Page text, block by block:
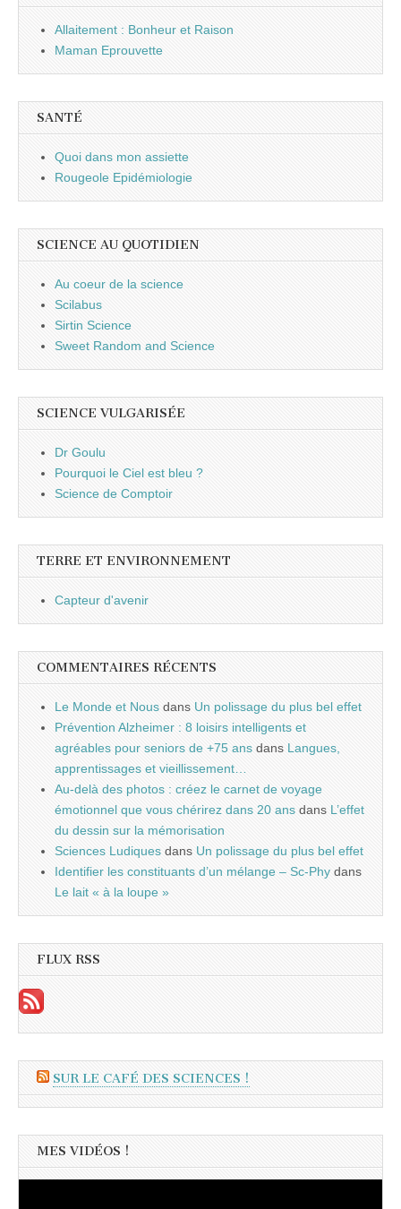
Allaitement : Bonheur et Raison
Maman Eprouvette
SANTÉ
Quoi dans mon assiette
Rougeole Epidémiologie
SCIENCE AU QUOTIDIEN
Au coeur de la science
Scilabus
Sirtin Science
Sweet Random and Science
SCIENCE VULGARISÉE
Dr Goulu
Pourquoi le Ciel est bleu ?
Science de Comptoir
TERRE ET ENVIRONNEMENT
Capteur d'avenir
COMMENTAIRES RÉCENTS
Le Monde et Nous dans Un polissage du plus bel effet
Prévention Alzheimer : 8 loisirs intelligents et
agréables pour seniors de +75 ans dans Langues,
apprentissages et vieillissement…
Au-delà des photos : créez le carnet de voyage
émotionnel que vous chérirez dans 20 ans dans L’effet
du dessin sur la mémorisation
Sciences Ludiques dans Un polissage du plus bel effet
Identifier les constituants d’un mélange – Sc-Phy dans
Le lait « à la loupe »
FLUX RSS
SUR LE CAFÉ DES SCIENCES !
MES VIDÉOS !